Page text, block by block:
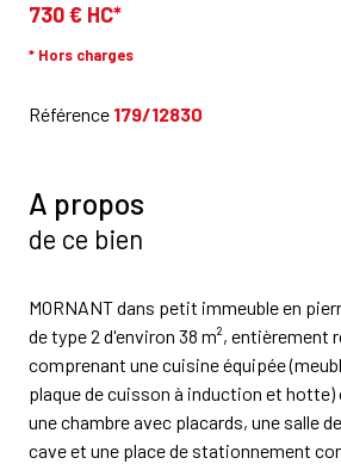
730 € HC*
* Hors charges
Référence 179/12830
A propos
de ce bien
MORNANT dans petit immeuble en
de type 2 d'environ 38 m², entièrement
comprenant une cuisine équipée
plaque de cuisson à induction et hotte)
une chambre avec placards, une salle
cave et une place de stationnement